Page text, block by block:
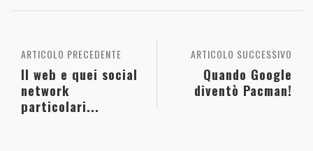
ARTICOLO SUCCESSIVO
Quando Google
diventò Pacman!
ARTICOLO PRECEDENTE
Il web e quei social
network
particolari...